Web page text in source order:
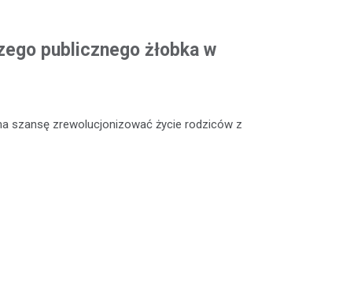
publicznego żłobka w
szansę zrewolucjonizować życie rodziców z